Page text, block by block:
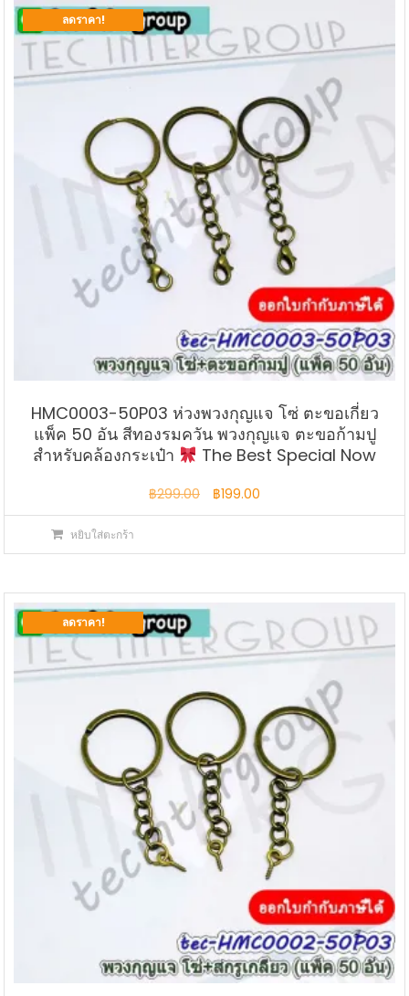
latest
ลดราคา!
HMC0003-50P03 ห่วงพวงกุญแจ โซ่ ตะขอเกี่ยว
แพ็ค 50 อัน สีทองรมควัน พวงกุญแจ ตะขอก้ามปู
สำหรับคล้องกระเป๋า
The Best Special Now
฿299.00
Original
price
฿199.00
price
หยิบใส่ตะกร้า
ลดราคา!